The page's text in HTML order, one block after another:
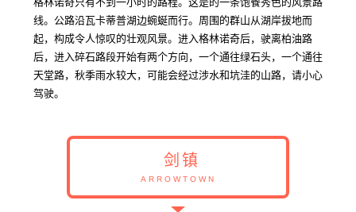
线。公路沿瓦卡蒂普湖边蜿蜒而行。周围的群山从湖岸拔地而
起，构成令人惊叹的壮观风景。进入格林诺奇后，驶离柏油路
后，进入碎石路段开始有两个方向，一个通往绿石头，一个通往
天堂路，秋季雨水较大，可能会经过涉水和坑洼的山路，请小心
驾驶。
剑镇
ARROWTOWN